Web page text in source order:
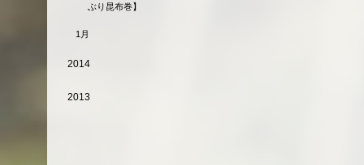
ぶり昆布巻】
1月
2014
2013